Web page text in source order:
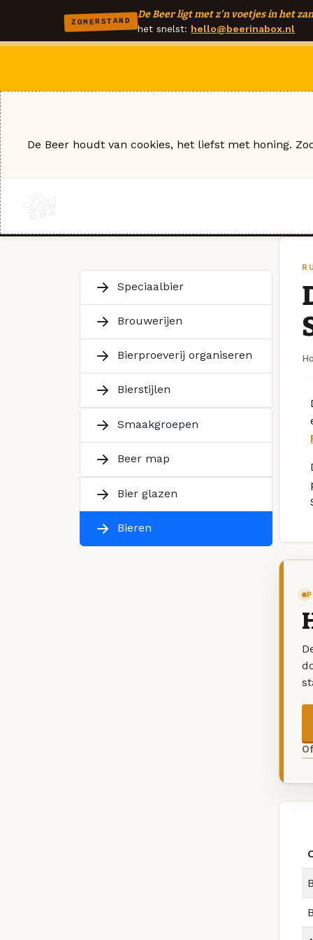
ZOMERSTAND
De Beer ligt met z'n voetjes in het
het snelst: hello@beerinabox.nl
Speciaalbier
Brouwerijen
Bierproeverij organiseren
Bierstijlen
Smaakgroepen
Beer map
Bier glazen
Bieren
De Beer houdt van cookies, het liefst met honing.